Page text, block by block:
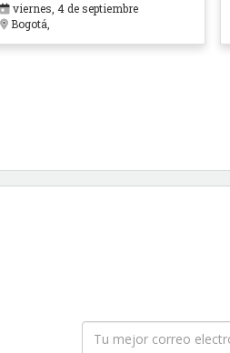
viernes, 4 de septiembre
Bogotá,